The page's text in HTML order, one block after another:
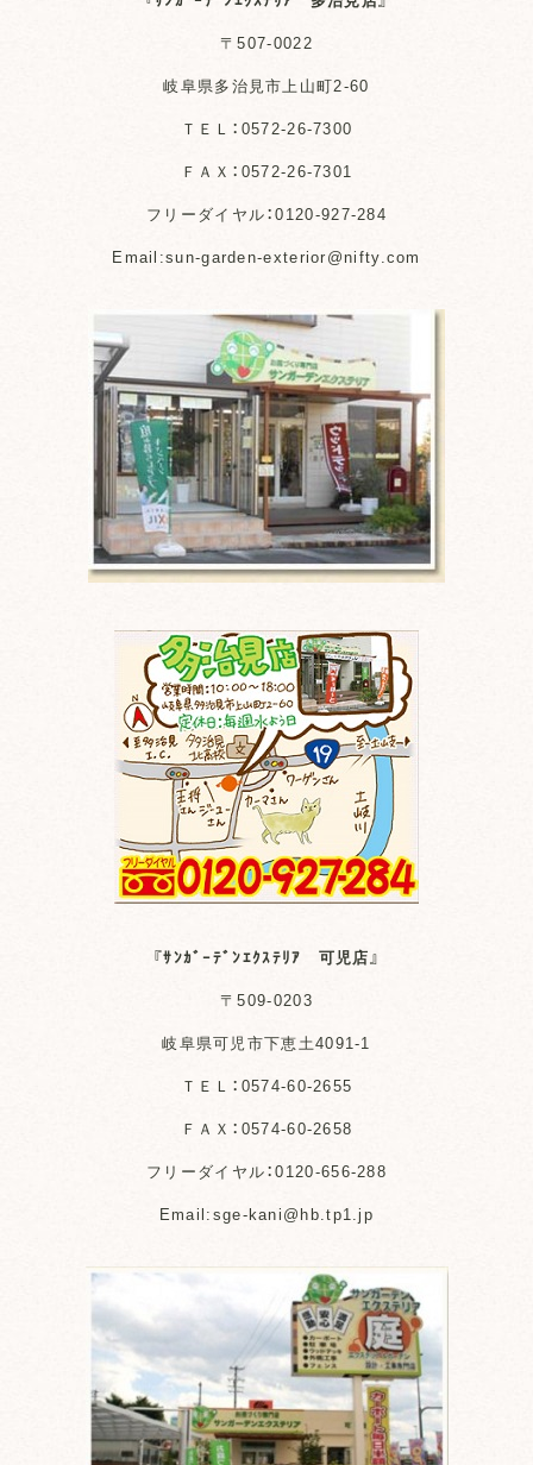
〒507-0022
岐阜県多治見市上山町2-60
ＴＥＬ：0572-26-7300
ＦＡＸ：0572-26-7301
フリーダイヤル：0120-927-284
Email:sun-garden-exterior@nifty.com
『ｻﾝｶﾞｰﾃﾞﾝｴｸｽﾃﾘｱ 可児店』
〒509-0203
岐阜県可児市下恵土4091-1
ＴＥＬ：0574-60-2655
ＦＡＸ：0574-60-2658
フリーダイヤル：0120-656-288
Email:sge-kani@hb.tp1.jp